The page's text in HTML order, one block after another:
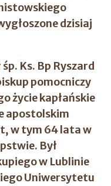
dzisiaj
Ks. Bp Ryszard
pomocniczy
życie kapłańskie
apostolskim
w tym 64 lata w
Był
w Lublinie
Uniwersytetu